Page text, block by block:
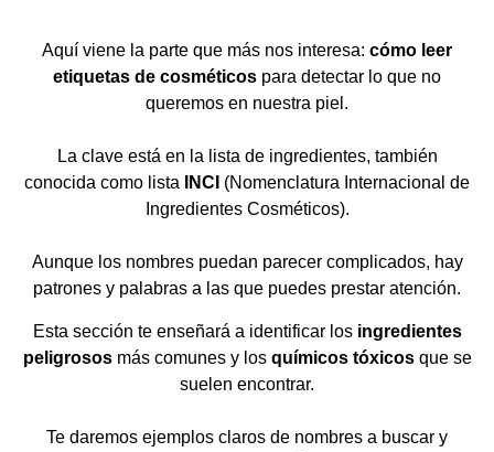
Aquí viene la parte que más nos interesa: cómo leer
etiquetas de cosméticos para detectar lo que no
queremos en nuestra piel.
La clave está en la lista de ingredientes, también
conocida como lista
INCI (Nomenclatura Internacional de
Ingredientes Cosméticos).
Aunque los nombres puedan parecer complicados, hay
patrones y palabras a las que puedes prestar atención.
Esta sección te enseñará a identificar los ingredientes
peligrososmás comunes y los químicos tóxicosque se
suelen encontrar.
Te daremos ejemplos claros de nombres a buscar y